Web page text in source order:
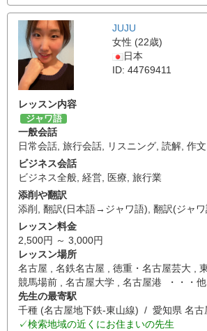
JUJU
女性 (22歳)
日本
ID: 44769411
レッスン内容
ジャワ語
一般会話
日常会話, 旅行会話, リスニング, 読解, 作文
ビジネス会話
ビジネス全般, 経営, 医療, 旅行業
添削や翻訳
添削 , 翻訳(日本語→ジャワ語), 翻訳(ジャ
レッスン料金
2,500円 ～ 3,000円
レッスン場所
名古屋 , 名鉄名古屋 , 徳重・名古屋芸大 ,
競馬場前 , 名古屋大学 , 名古屋港 ・・・
先生の最寄駅
千種 (名古屋地下鉄-東山線) / 愛知県 名
✓検索地域の近くにお住まいの先生